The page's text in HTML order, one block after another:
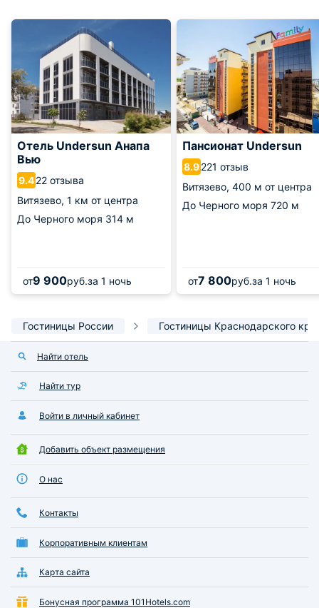
Отель Undersun Анапа
Вью
9.422 отзыва
Витязево, 1 км от центра
До Черного моря 314 м
от9 900руб.за 1 ночь
Пансионат Undersun
8.9221 отзыв
Витязево, 400 м от центра
До Черного моря 720 м
от7 800руб.за 1 ночь
Гостиницы России Гостиницы Краснодарского
Найти отель
Найти тур
Войти в личный кабинет
Добавить объект размещения
О нас
Контакты
Корпоративным клиентам
Карта сайта
Бонусная программа 101Hotels.com